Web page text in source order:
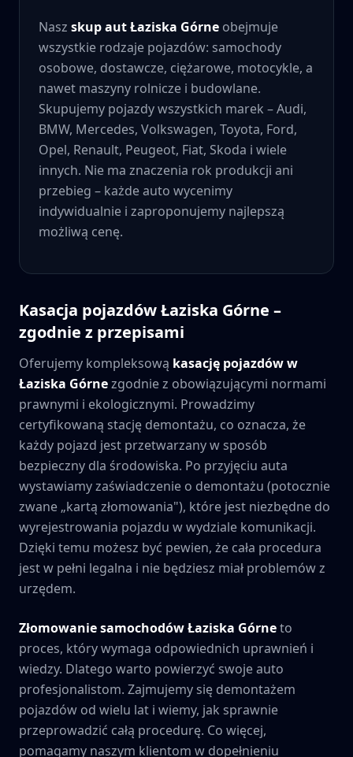
Nasz skup autŁaziska Górne obejmuje
wszystkie rodzaje pojazdów: samochody
osobowe, dostawcze, ciężarowe, motocykle, a
nawet maszyny rolnicze i budowlane.
Skupujemy pojazdy wszystkich marek – Audi,
BMW, Mercedes, Volkswagen, Toyota, Ford,
Opel, Renault, Peugeot, Fiat, Skoda i wiele
innych. Nie ma znaczenia rok produkcji ani
przebieg – każde auto wycenimy
indywidualnie i zaproponujemy najlepszą
możliwą cenę.
Kasacja pojazdówŁaziska Górne –
zgodnie z przepisami
Oferujemy kompleksową kasację pojazdów w
Łaziska Górnezgodnie z obowiązującymi normami
prawnymi i ekologicznymi. Prowadzimy
certyfikowaną stację demontażu, co oznacza, że
każdy pojazd jest przetwarzany w sposób
bezpieczny dla środowiska. Po przyjęciu auta
wystawiamy zaświadczenie o demontażu (potocznie
zwane „kartą złomowania"), które jest niezbędne do
wyrejestrowania pojazdu w wydziale komunikacji.
Dzięki temu możesz być pewien, że cała procedura
jest w pełni legalna i nie będziesz miał problemów z
urzędem.
Złomowanie samochodówŁaziska Górneto
proces, który wymaga odpowiednich uprawnień i
wiedzy. Dlatego warto powierzyć swoje auto
profesjonalistom. Zajmujemy się demontażem
pojazdów od wielu lat i wiemy, jak sprawnie
przeprowadzić całą procedurę. Co więcej,
pomagamy naszym klientom w dopełnieniu